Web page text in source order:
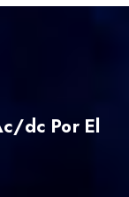
dc Por El